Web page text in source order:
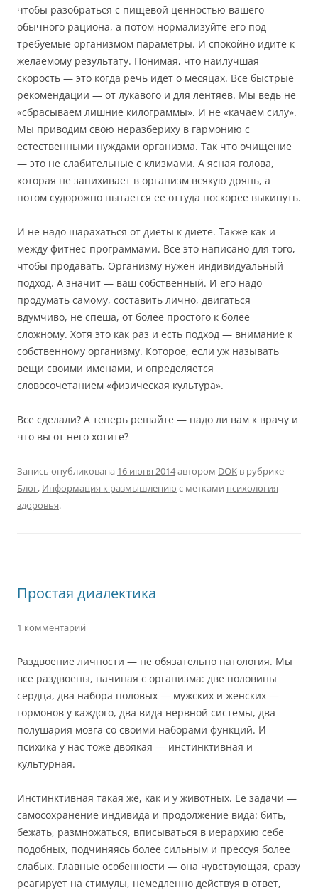
чтобы разобраться с пищевой ценностью вашего
обычного рациона, а потом нормализуйте его под
требуемые организмом параметры. И спокойно идите к
желаемому результату. Понимая, что наилучшая
скорость — это когда речь идет о месяцах. Все быстрые
рекомендации — от лукавого и для лентяев. Мы ведь не
«сбрасываем лишние килограммы». И не «качаем силу».
Мы приводим свою неразбериху в гармонию с
естественными нуждами организма. Так что очищение
— это не слабительные с клизмами. А ясная голова,
которая не запихивает в организм всякую дрянь, а
потом судорожно пытается ее оттуда поскорее выкинуть.
И не надо шарахаться от диеты к диете. Также как и
между фитнес-программами. Все это написано для того,
чтобы продавать. Организму нужен индивидуальный
подход. А значит — ваш собственный. И его надо
продумать самому, составить лично, двигаться
вдумчиво, не спеша, от более простого к более
сложному. Хотя это как раз и есть подход — внимание к
собственному организму. Которое, если уж называть
вещи своими именами, и определяется
словосочетанием «физическая культура».
Все сделали? А теперь решайте — надо ли вам к врачу и
что вы от него хотите?
Запись опубликована 16 июня 2014автором DOK в рубрике
Блог, Информация к размышлению с метками психология
здоровья.
Простая диалектика
1 комментарий
Раздвоение личности — не обязательно патология. Мы
все раздвоены, начиная с организма: две половины
сердца, два набора половых — мужских и женских —
гормонов у каждого, два вида нервной системы, два
полушария мозга со своими наборами функций. И
психика у нас тоже двоякая — инстинктивная и
культурная.
Инстинктивная такая же, как и у животных. Ее задачи —
самосохранение индивида и продолжение вида: бить,
бежать, размножаться, вписываться в иерархию себе
подобных, подчиняясь более сильным и прессуя более
слабых. Главные особенности — она чувствующая, сразу
реагирует на стимулы, немедленно действуя в ответ,